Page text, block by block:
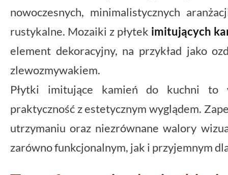
nowoczesnych, minimalistycznych
rustykalne. Mozaiki z płytek imitujących
element dekoracyjny, na przykład jako
zlewozmywakiem.
Płytki imitujące kamień do kuchni to
praktyczność z estetycznym wyglądem.
utrzymaniu oraz niezrównane walory
zarówno funkcjonalnym, jak i przyjemnym